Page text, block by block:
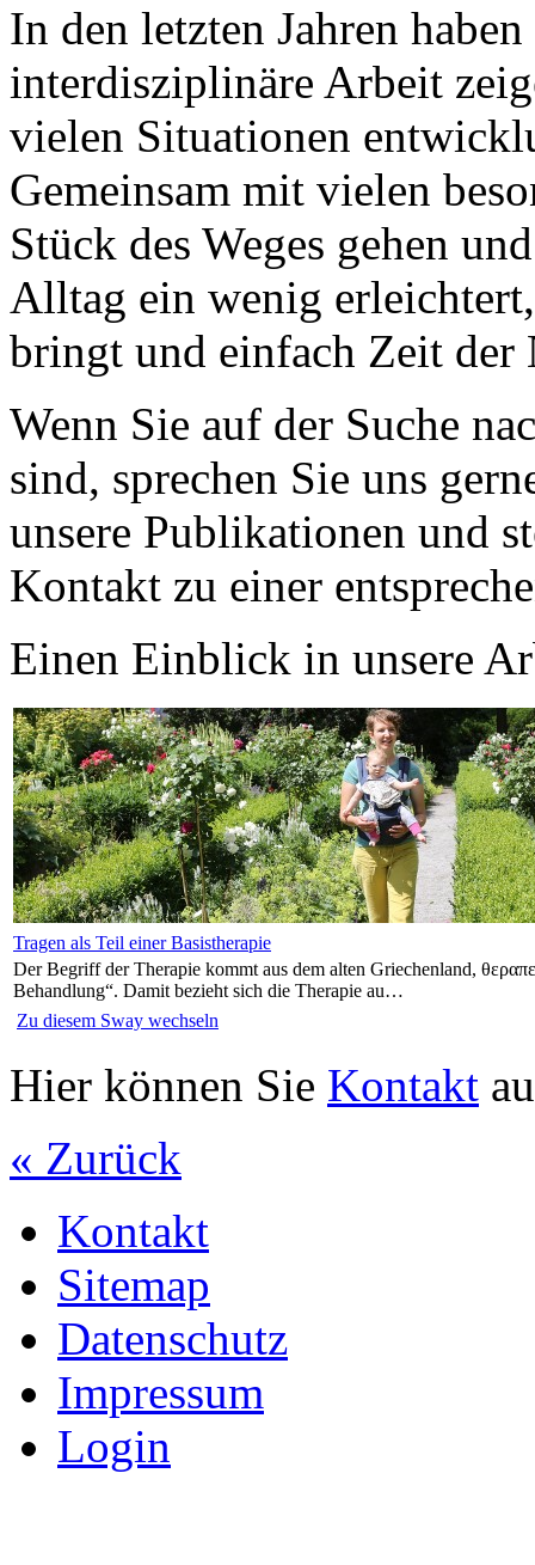
In den letzten Jahren
interdisziplinäre Arbeit
vielen Situationen
Gemeinsam mit vielen
Stück des Weges gehen
Alltag ein wenig
bringt und einfach Zeit der
Wenn Sie auf der Suche
sind, sprechen Sie uns
unsere Publikationen und
Kontakt zu einer
Einen Einblick in unsere
Tragen als Teil einer Basistherapie
Der Begriff der Therapie kommt aus dem alten Griechenland,
Behandlung“. Damit bezieht sich die Therapie au…
Zu diesem Sway wechseln
Hier können Sie Kontakt
« Zurück
Kontakt
Sitemap
Datenschutz
Impressum
Login